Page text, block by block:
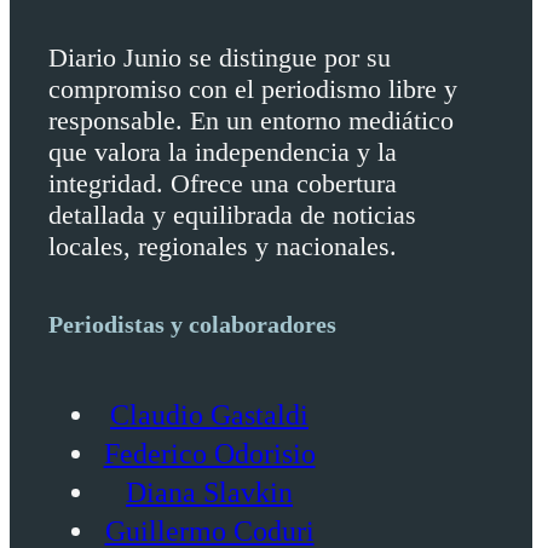
Diario Junio se distingue por su
compromiso con el periodismo libre y
responsable. En un entorno mediático
que valora la independencia y la
integridad. Ofrece una cobertura
detallada y equilibrada de noticias
locales, regionales y nacionales.
Periodistas y colaboradores
Claudio Gastaldi
Federico Odorisio
Diana Slavkin
Guillermo Coduri